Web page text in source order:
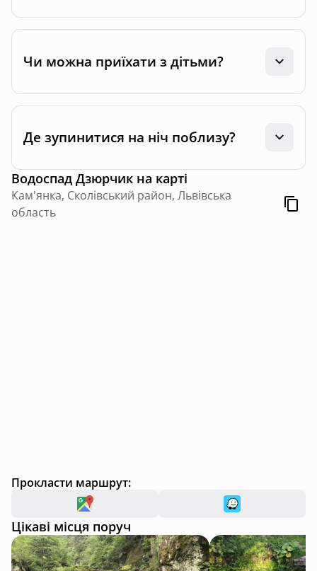
Чи можна приїхати з дітьми?
Де зупинитися на ніч поблизу?
Водоспад Дзюрчик на карті
Кам'янка, Сколівський район, Львівська
область
Прокласти маршрут:
Цікаві місця поруч